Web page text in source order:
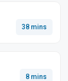
38 mins
8 mins